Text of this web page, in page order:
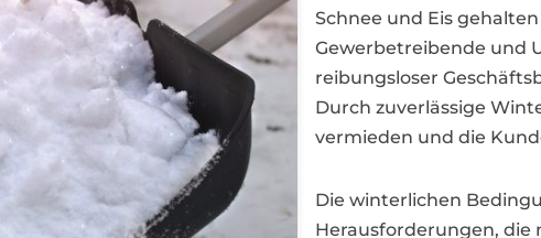
Schnee und Eis
Gewerbetreibende und
reibungsloser
Durch zuverlässige
vermieden und die
Die winterlichen
Herausforderungen,